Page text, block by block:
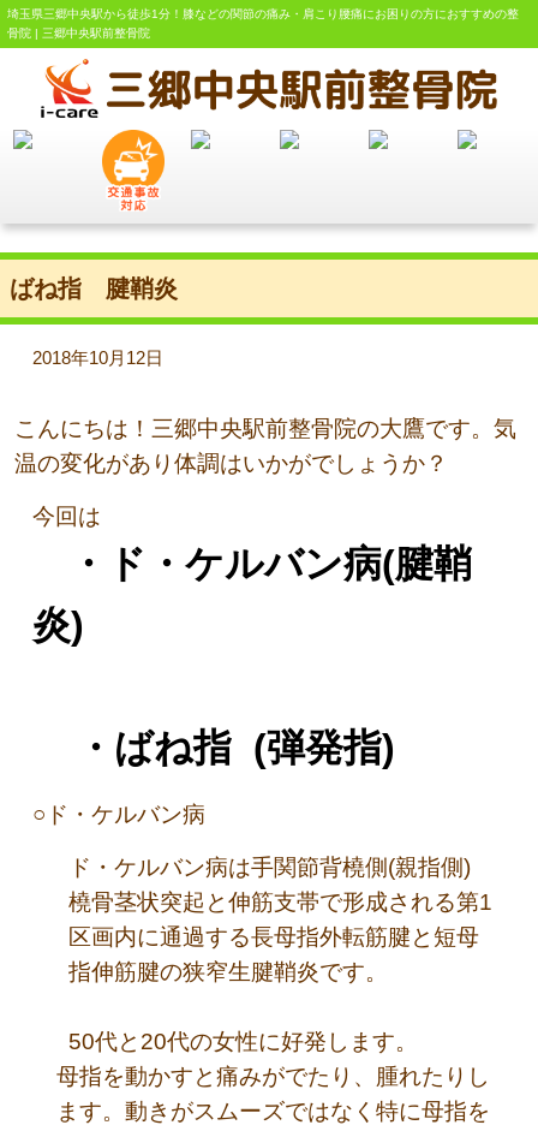
埼玉県三郷中央駅から徒歩1分！膝などの関節の痛み・肩こり腰痛にお困りの方におすすめの整
骨院 | 三郷中央駅前整骨院
ばね指 腱鞘炎
2018年10月12日
こんにちは！三郷中央駅前整骨院の大鷹です。気
温の変化があり体調はいかがでしょうか？
今回は
・ド・ケルバン病(腱鞘
炎)
・ばね指 (弾発指)
○ド・ケルバン病
ド・ケルバン病は手関節背橈側(親指側)
橈骨茎状突起と伸筋支帯で形成される第1
区画内に通過する長母指外転筋腱と短母
指伸筋腱の狭窄生腱鞘炎です。
50代と20代の女性に好発します。
母指を動かすと痛みがでたり、腫れたりし
ます。動きがスムーズではなく特に母指を